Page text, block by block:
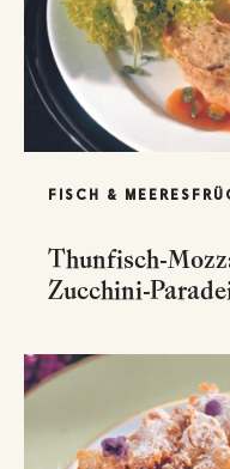
FISCH &
Thunfisch-
Zucchini-